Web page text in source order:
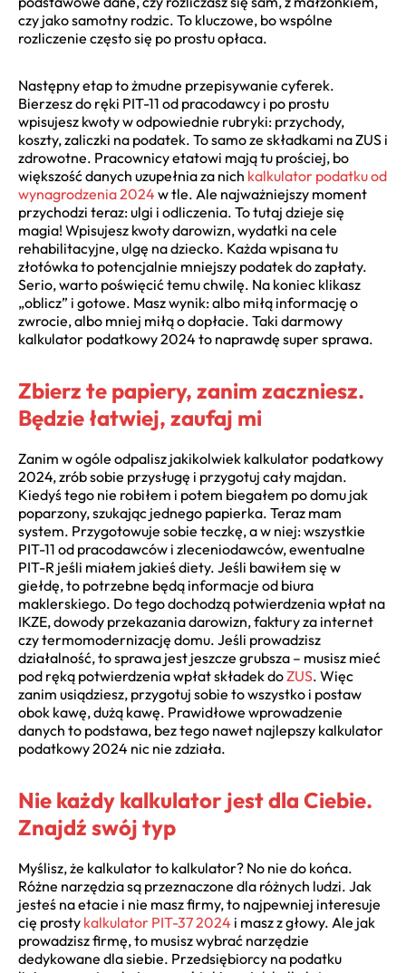
czy jako samotny rodzic. To kluczowe, bo wspólne
rozliczenie często się po prostu opłaca.
Następny etap to żmudne przepisywanie cyferek.
Bierzesz do ręki PIT-11 od pracodawcy i po prostu
wpisujesz kwoty w odpowiednie rubryki: przychody,
koszty, zaliczki na podatek. To samo ze składkami na ZUS i
zdrowotne. Pracownicy etatowi mają tu prościej, bo
większość danych uzupełnia za nich kalkulator podatku od
wynagrodzenia 2024 w tle. Ale najważniejszy moment
przychodzi teraz: ulgi i odliczenia. To tutaj dzieje się
magia! Wpisujesz kwoty darowizn, wydatki na cele
rehabilitacyjne, ulgę na dziecko. Każda wpisana tu
złotówka to potencjalnie mniejszy podatek do zapłaty.
Serio, warto poświęcić temu chwilę. Na koniec klikasz
„oblicz” i gotowe. Masz wynik: albo miłą informację o
zwrocie, albo mniej miłą o dopłacie. Taki darmowy
kalkulator podatkowy 2024 to naprawdę super sprawa.
Zbierz te papiery, zanim zaczniesz.
Będzie łatwiej, zaufaj mi
Zanim w ogóle odpalisz jakikolwiek kalkulator podatkowy
2024, zrób sobie przysługę i przygotuj cały majdan.
Kiedyś tego nie robiłem i potem biegałem po domu jak
poparzony, szukając jednego papierka. Teraz mam
system. Przygotowuje sobie teczkę, a w niej: wszystkie
PIT-11 od pracodawców i zleceniodawców, ewentualne
PIT-R jeśli miałem jakieś diety. Jeśli bawiłem się w
giełdę, to potrzebne będą informacje od biura
maklerskiego. Do tego dochodzą potwierdzenia wpłat na
IKZE, dowody przekazania darowizn, faktury za internet
czy termomodernizację domu. Jeśli prowadzisz
działalność, to sprawa jest jeszcze grubsza – musisz mieć
pod ręką potwierdzenia wpłat składek doZUS. Więc
zanim usiądziesz, przygotuj sobie to wszystko i postaw
obok kawę, dużą kawę. Prawidłowe wprowadzenie
danych to podstawa, bez tego nawet najlepszy kalkulator
podatkowy 2024 nic nie zdziała.
Nie każdy kalkulator jest dla Ciebie.
Znajdź swój typ
Myślisz, że kalkulator to kalkulator? No nie do końca.
Różne narzędzia są przeznaczone dla różnych ludzi. Jak
jesteś na etacie i nie masz firmy, to najpewniej interesuje
cię prosty kalkulator PIT-37 2024 i masz z głowy. Ale jak
prowadzisz firmę, to musisz wybrać narzędzie
dedykowane dla siebie. Przedsiębiorcy na podatku